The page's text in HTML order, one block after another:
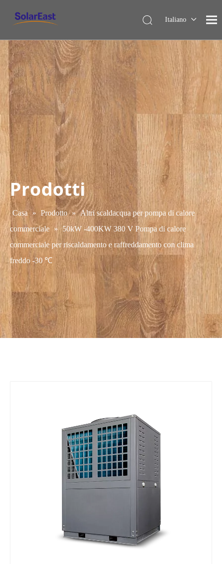
Italiano
Français
Español
Deutsch
Nederlands
Prodotti
Casa » Prodotto » Altri scaldacqua per pompa di calore
commerciale » 50kW -400KW 380 V Pompa di calore
commerciale per riscaldamento e raffreddamento con clima
freddo -30 ℃